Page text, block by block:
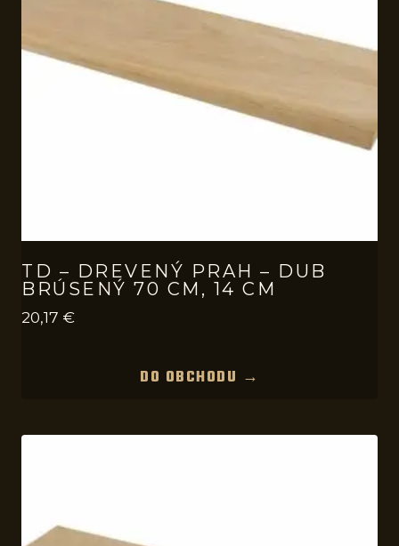
TD – DREVENÝ PRAH – DUB
BRÚSENÝ 70 CM, 14 CM
20,17 €
DO OBCHODU →